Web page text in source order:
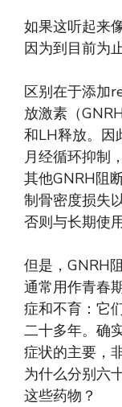
如果这听起来
因为到目前为止
区别在于添加
放激素（
和LH释放。因
月经循环抑制
其他GNRH阻
制骨密度损失
否则与长期使
但是，GNRH
通常用作青春
症和不育：它
二十多年。确
症状的主要，
为什么分别六
这些药物？